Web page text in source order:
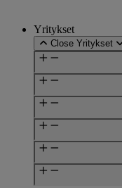
Yritykset
Close Yritykset